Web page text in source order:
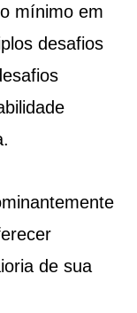
mínimo em
desafios
de sua